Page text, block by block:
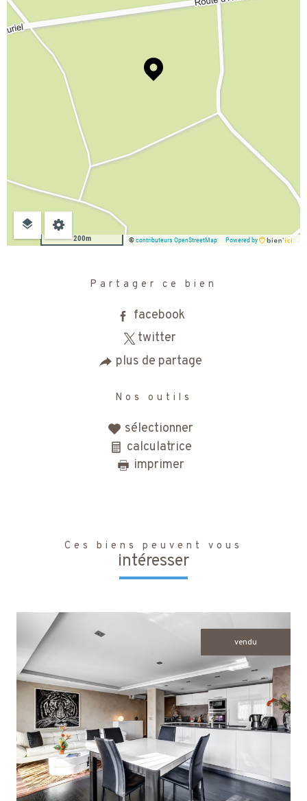
200m ©contributeurs OpenStreetMap Powered by
Partager ce bien
facebook
twitter
plus de partage
Nos outils
sélectionner
calculatrice
imprimer
Ces biens peuvent vous
intéresser
vendu
voir le bien